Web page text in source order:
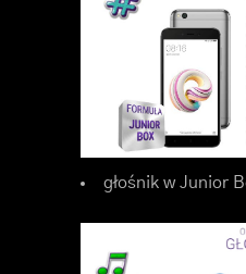
głośnik w Junior